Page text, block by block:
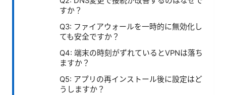
すか？
Q3: ファイアウォールを一時的に無効化し
ても安全ですか？
Q4: 端末の時刻がずれているとVPNは落ち
ますか？
Q5: アプリの再インストール後に設定はど
うしますか？